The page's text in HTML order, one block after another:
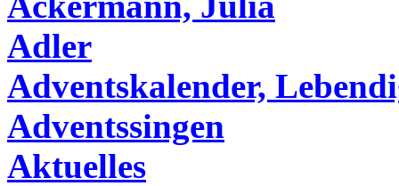
Adler
Adventskalender,
Adventssingen
Aktuelles